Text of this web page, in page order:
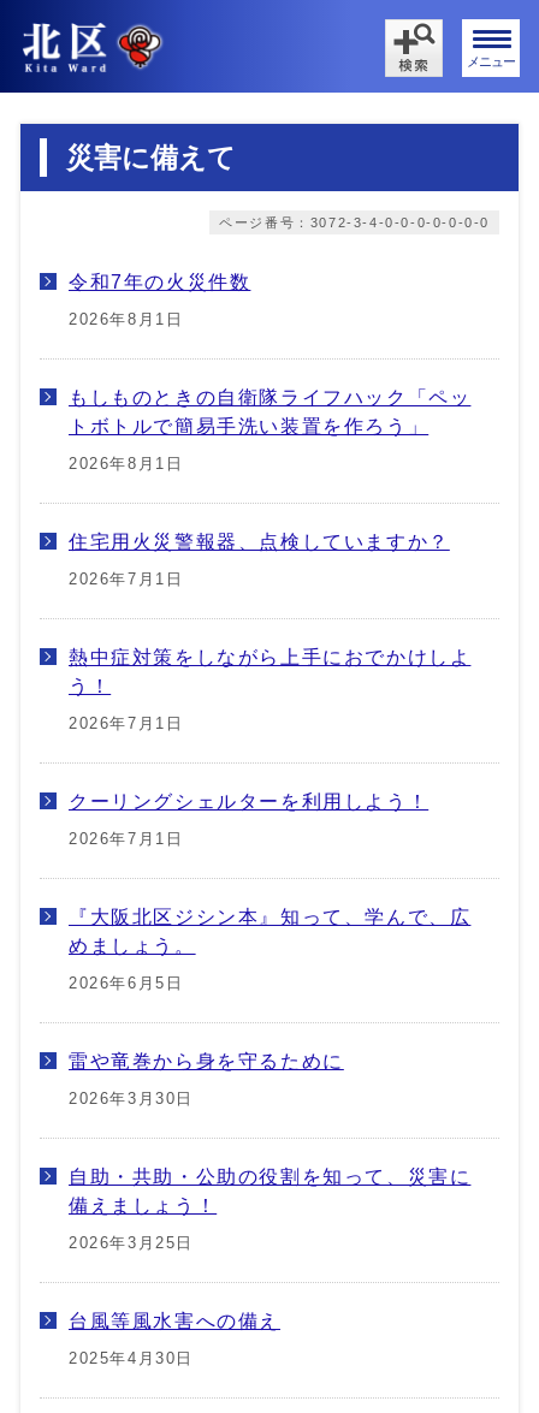
メニュー
災害に備えて
ページ番号：3072-3-4-0-0-0-0-0-0-0
令和7年の火災件数
2026年8月1日
もしものときの自衛隊ライフハック「ペッ
トボトルで簡易手洗い装置を作ろう」
2026年8月1日
住宅用火災警報器、点検していますか？
2026年7月1日
熱中症対策をしながら上手におでかけしよ
う！
2026年7月1日
クーリングシェルターを利用しよう！
2026年7月1日
『大阪北区ジシン本』知って、学んで、広
めましょう。
2026年6月5日
雷や竜巻から身を守るために
2026年3月30日
自助・共助・公助の役割を知って、災害に
備えましょう！
2026年3月25日
台風等風水害への備え
2025年4月30日